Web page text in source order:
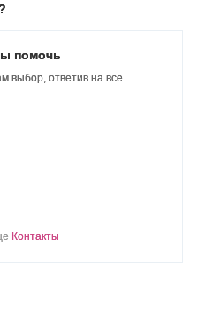
помочь
выбор, ответив на все
Контакты